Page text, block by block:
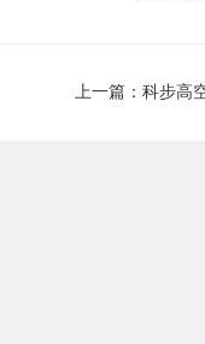
上一篇：科步高